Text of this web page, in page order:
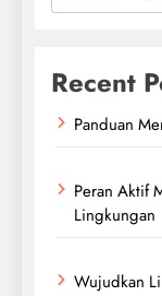
Recent
Panduan
Peran Aktif
Lingkungan
Wujudkan